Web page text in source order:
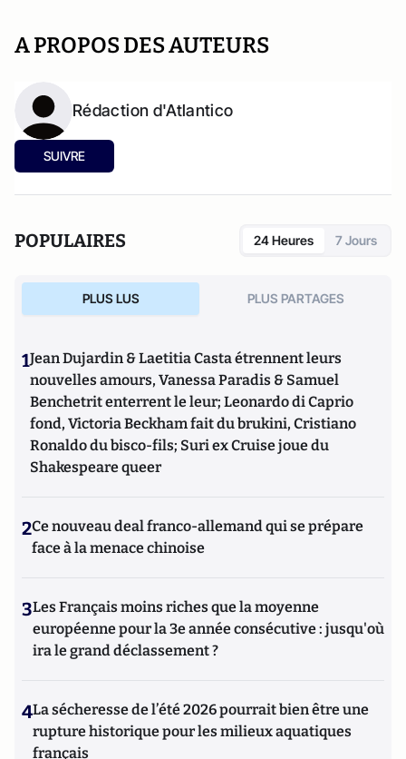
A PROPOS DES AUTEURS
Rédaction d'Atlantico
SUIVRE
POPULAIRES 24 Heures 7 Jours
PLUS LUS PLUS PARTAGES
1Jean Dujardin & Laetitia Casta étrennent leurs
nouvelles amours, Vanessa Paradis & Samuel
Benchetrit enterrent le leur; Leonardo di Caprio
fond, Victoria Beckham fait du brukini, Cristiano
Ronaldo du bisco-fils; Suri ex Cruise joue du
Shakespeare queer
2Ce nouveau deal franco-allemand qui se prépare
face à la menace chinoise
3Les Français moins riches que la moyenne
européenne pour la 3e année consécutive : jusqu'où
ira le grand déclassement ?
4La sécheresse de l’été 2026 pourrait bien être une
rupture historique pour les milieux aquatiques
français